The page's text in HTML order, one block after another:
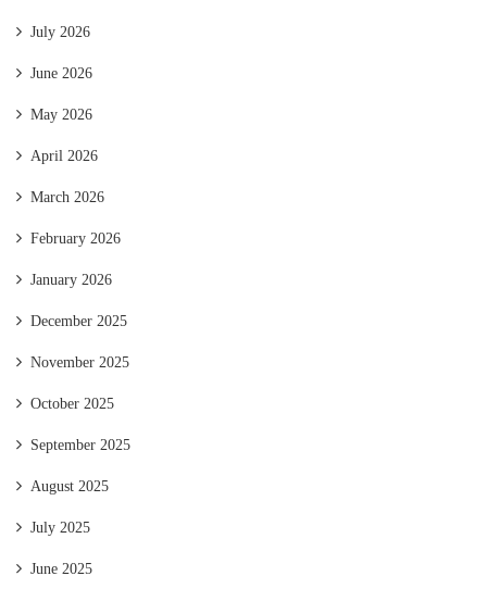
July 2026
June 2026
May 2026
April 2026
March 2026
February 2026
January 2026
December 2025
November 2025
October 2025
September 2025
August 2025
July 2025
June 2025